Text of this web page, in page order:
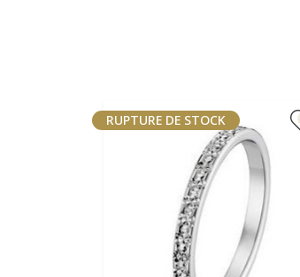
RUPTURE DE STOCK